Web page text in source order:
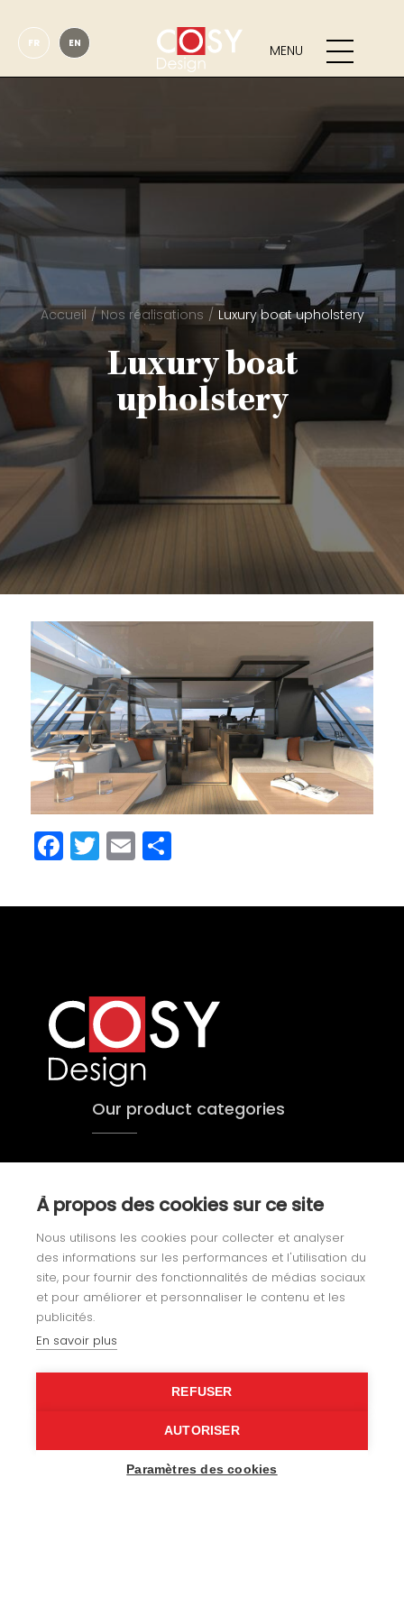
FR EN MENU
Accueil Nos réalisations Luxury boat upholstery
Luxury boat
upholstery
Facebook
Twitter
EmailShare
Our product categories
Fixtures
Specialist upholstery
Leisure
About us
Recruitment
À propos des cookies sur ce site
Nous utilisons les cookies pour collecter et analyser
des informations sur les performances et l'utilisation du
site, pour fournir des fonctionnalités de médias sociaux
et pour améliorer et personnaliser le contenu et les
publicités.
En savoir plus
REFUSER
AUTORISER
Paramètres des cookies